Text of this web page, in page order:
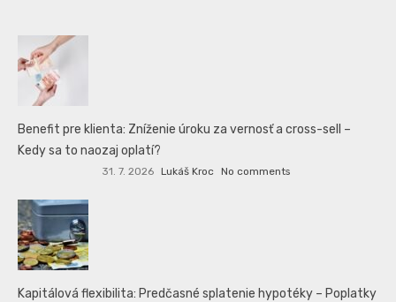
Benefit pre klienta: Zníženie úroku za vernosť a cross-sell –
Kedy sa to naozaj oplatí?
31. 7. 2026 Lukáš Kroc No comments
Kapitálová flexibilita: Predčasné splatenie hypotéky – Poplatky